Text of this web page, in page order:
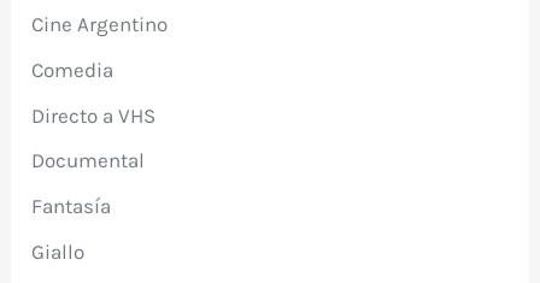
Cine Argentino
Comedia
Directo a VHS
Documental
Fantasía
Giallo